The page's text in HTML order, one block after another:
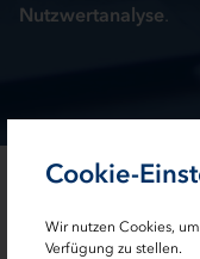
Cookie-
Wir nutzen Cookies,
Verfügung zu stellen.
Nutzwertanalyse
folgende weitere